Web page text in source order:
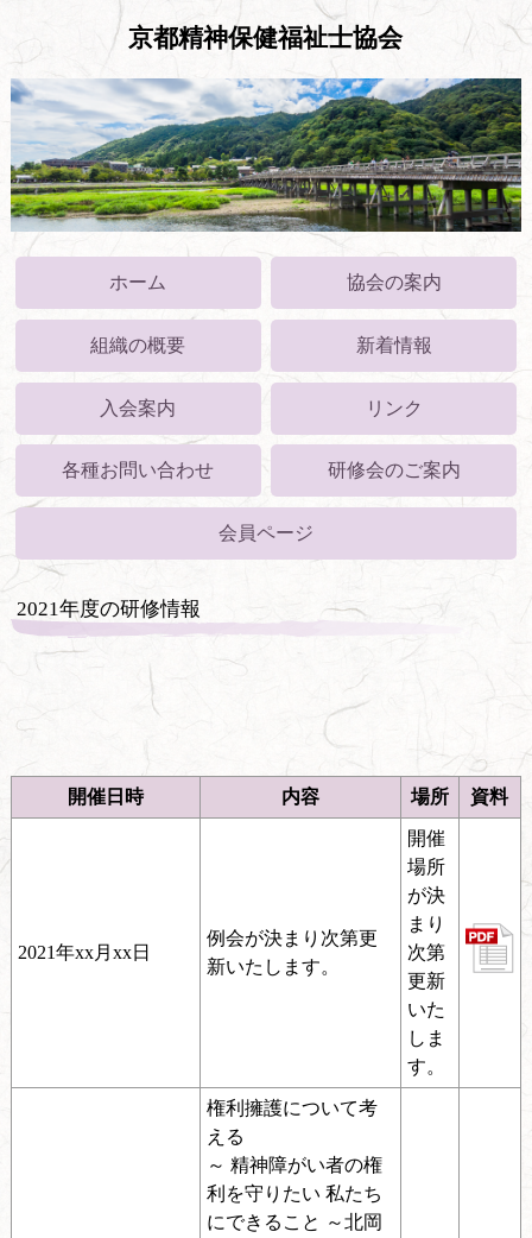
京都精神保健福祉士協会
ホーム 協会の案内
組織の概要 新着情報
入会案内 リンク
各種お問い合わせ 研修会のご案内
会員ページ
2021年度の研修情報
開催日時 内容 場所 資料
2021年xx月xx日
例会が決まり次第更
新いたします。
開催
場所
が決
まり
次第
更新
いた
しま
す。
権利擁護について考
える
～ 精神障がい者の権
利を守りたい 私たち
にできること ～北岡